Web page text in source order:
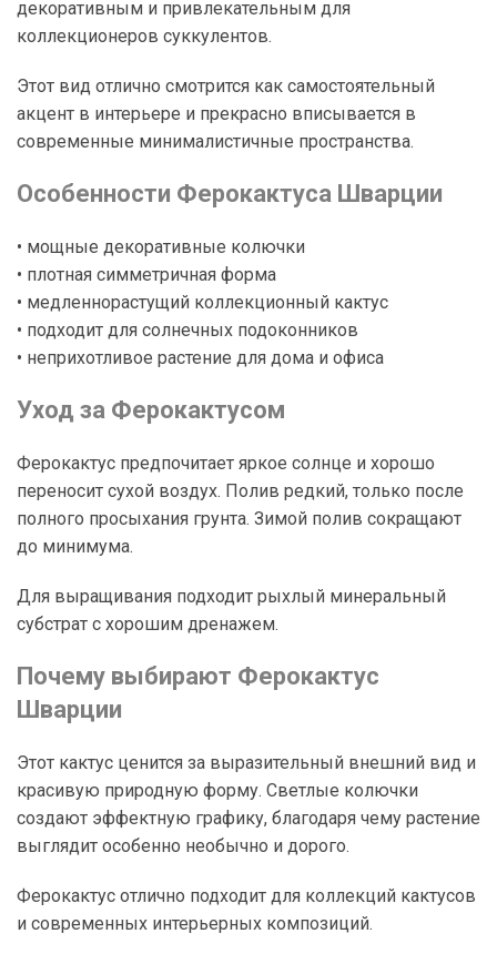
декоративным и привлекательным для
коллекционеров суккулентов.
Этот вид отлично смотрится как самостоятельный
акцент в интерьере и прекрасно вписывается в
современные минималистичные пространства.
Особенности Ферокактуса Шварции
• мощные декоративные колючки
• плотная симметричная форма
• медленнорастущий коллекционный кактус
• подходит для солнечных подоконников
• неприхотливое растение для дома и офиса
Уход за Ферокактусом
Ферокактус предпочитает яркое солнце и хорошо
переносит сухой воздух. Полив редкий, только после
полного просыхания грунта. Зимой полив сокращают
до минимума.
Для выращивания подходит рыхлый минеральный
субстрат с хорошим дренажем.
Почему выбирают Ферокактус
Шварции
Этот кактус ценится за выразительный внешний вид и
красивую природную форму. Светлые колючки
создают эффектную графику, благодаря чему растение
выглядит особенно необычно и дорого.
Ферокактус отлично подходит для коллекций кактусов
и современных интерьерных композиций.